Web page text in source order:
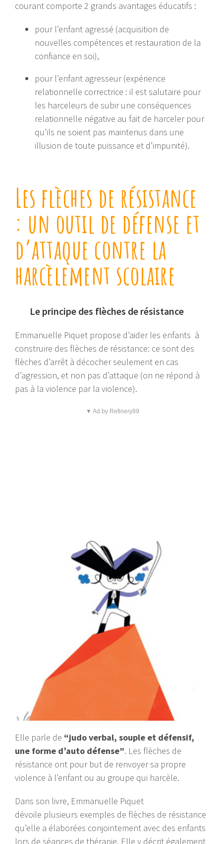
courant comporte 2 grands avantages éducatifs :
pour l’enfant agressé (acquisition de
nouvelles compétences et restauration de la
confiance en soi),
pour l’enfant agresseur (expérience
relationnelle correctrice : il est salutaire pour
les harceleurs de subir une conséquences
relationnelle négative au fait de harceler pour
qu’ils ne soient pas maintenus dans une
illusion de toute puissance et d’impunité).
Les flèches de résistance
: un outil de défense et
d’attaque contre la
harcèlement scolaire
Le principe des flèches de résistance
Emmanuelle Piquet propose d’aider les enfants à
construire des flèches de résistance: ce sont des
flèches d’arrêt à décocher seulement en cas
d’agression, et non pas d’attaque (on ne répond à
pas à la violence par la violence).
▼ Ad by Refinery89
Elle parle de “judo verbal, souple et défensif,
une forme d’auto défense”. Les flèches de
résistance ont pour but de renvoyer sa propre
violence à l’enfant ou au groupe qui harcèle.
Dans son livre, Emmanuelle Piquet
dévoile plusieurs exemples de flèches de résistance
qu’elle a élaborées conjointement avec des enfants
lors de séances de thérapie. Elle y décrit également